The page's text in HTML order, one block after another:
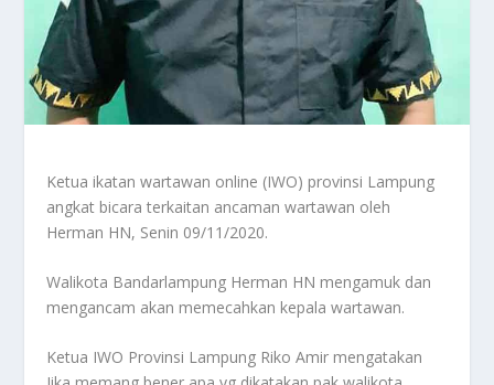
Ketua ikatan wartawan online (IWO) provinsi Lampung
angkat bicara terkaitan ancaman wartawan oleh
Herman HN, Senin 09/11/2020.
Walikota Bandarlampung Herman HN mengamuk dan
mengancam akan memecahkan kepala wartawan.
Ketua IWO Provinsi Lampung Riko Amir mengatakan